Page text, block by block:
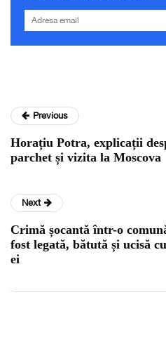
Previous
Horațiu Potra, explicații
parchet și vizita la Moscova
Next
Crimă șocantă într-o
fost legată, bătută și ucisă
ei